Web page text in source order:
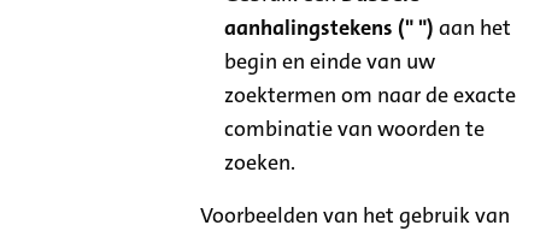
aanhalingstekens (" ") aan het
begin en einde van uw
zoektermen om naar de exacte
combinatie van woorden te
zoeken.
Voorbeelden van het gebruik van